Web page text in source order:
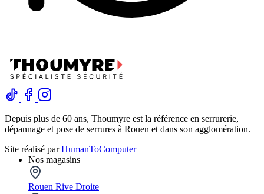
Depuis plus de 60 ans, Thoumyre est la référence en serrurerie,
dépannage et pose de serrures à Rouen et dans son agglomération.
Site réalisé parHumanToComputer
Nos magasins
Rouen Rive Droite